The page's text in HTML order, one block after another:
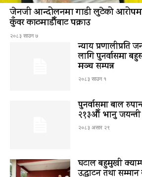
जेनजी आन्दोलनमा गाडी लुटेको
कुँवर काठमाडौँबाट पक्राउ
२०८३ साउन ७
न्याय प्रणालीप्रति
लागि पुनर्वासमा
मञ्च सम्पन्न
२०८३ साउन १
पुनर्वासमा बाल
२१३औँ भानु जयन्ती
२०८३ असार २९
घटाल बहुमुखी
उद्घाटन तथा सम्मान